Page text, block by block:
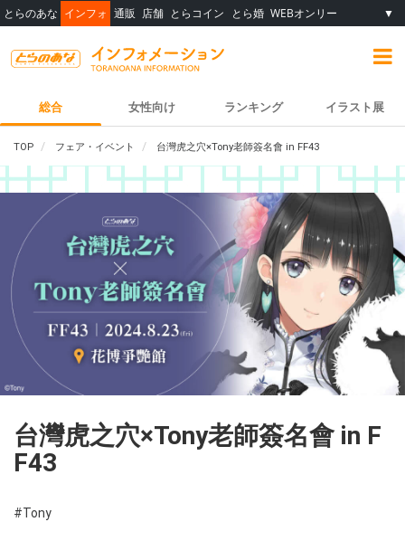
とらのあな インフォ 通販 店舗 とらコイン とら婚 WEBオンリー ▼
総合 女性向け ランキング イラスト展
TOP フェア・イベント 台灣虎之穴×Tony老師簽名會 in FF43
台灣虎之穴×Tony老師簽名會 in F
F43
#Tony